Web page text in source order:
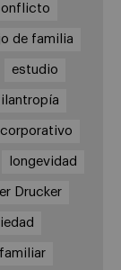
de familia
estudio
longevidad
Drucker